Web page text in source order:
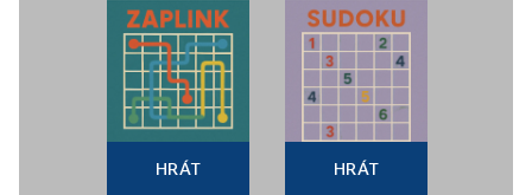
HRÁT HRÁT